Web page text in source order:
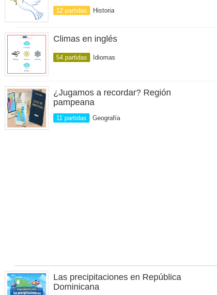
12 partidas Historia
Climas en inglés
54 partidas Idiomas
¿Jugamos a recordar? Región
pampeana
11 partidas Geografía
Las precipitaciones en República
Dominicana